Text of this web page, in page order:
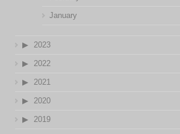
January
2023
2022
2021
2020
2019